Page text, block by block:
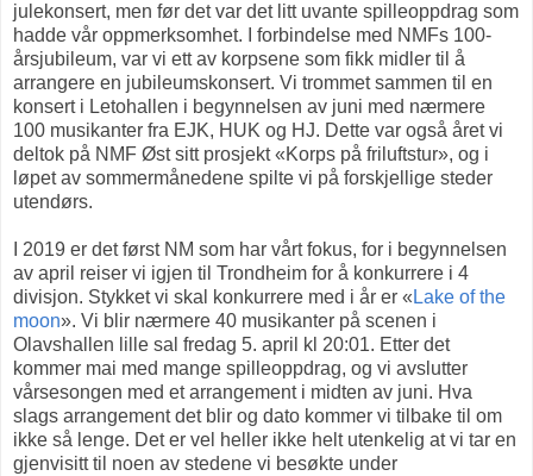
julekonsert, men før det var det litt uvante spilleoppdrag som
hadde vår oppmerksomhet. I forbindelse med NMFs 100-
årsjubileum, var vi ett av korpsene som fikk midler til å
arrangere en jubileumskonsert. Vi trommet sammen til en
konsert i Letohallen i begynnelsen av juni med nærmere
100 musikanter fra EJK, HUK og HJ. Dette var også året vi
deltok på NMF Øst sitt prosjekt «Korps på friluftstur», og i
løpet av sommermånedene spilte vi på forskjellige steder
utendørs.
I 2019 er det først NM som har vårt fokus, for i begynnelsen
av april reiser vi igjen til Trondheim for å konkurrere i 4
divisjon. Stykket vi skal konkurrere med i år er « Lake of the
moon». Vi blir nærmere 40 musikanter på scenen i
Olavshallen lille sal fredag 5. april kl 20:01. Etter det
kommer mai med mange spilleoppdrag, og vi avslutter
vårsesongen med et arrangement i midten av juni. Hva
slags arrangement det blir og dato kommer vi tilbake til om
ikke så lenge. Det er vel heller ikke helt utenkelig at vi tar en
gjenvisitt til noen av stedene vi besøkte under